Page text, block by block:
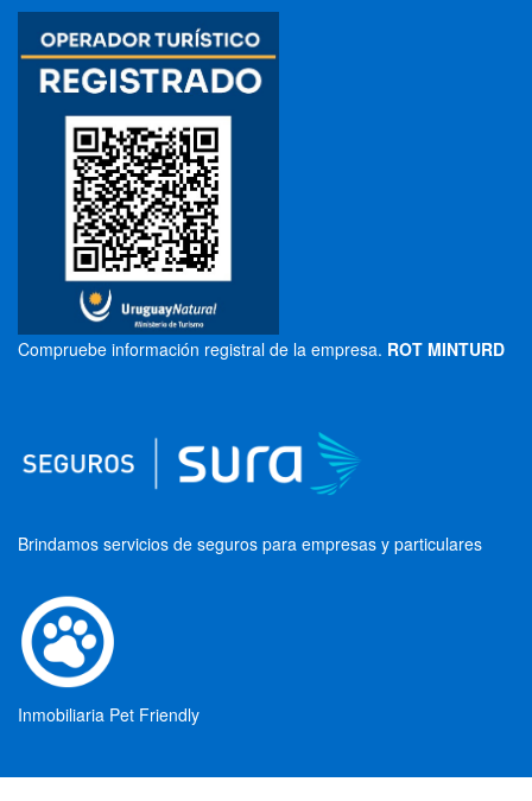
Compruebe información registral de la empresa. ROT MINTURD
Brindamos servicios de seguros para empresas y particulares
Inmobiliaria Pet Friendly